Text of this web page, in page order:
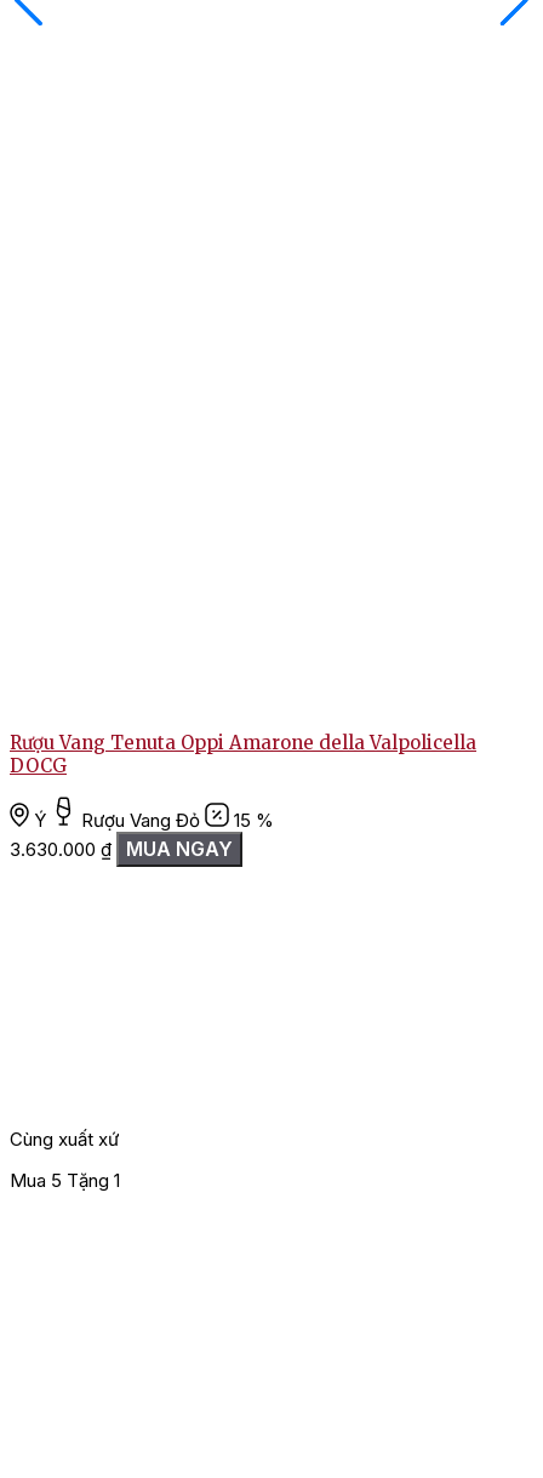
Rượu Vang Tenuta Oppi Amarone della Valpolicella
DOCG
Ý Rượu Vang Đỏ
15 %
3.630.000 ₫ MUA NGAY
Cùng xuất xứ
Mua 5 Tặng 1